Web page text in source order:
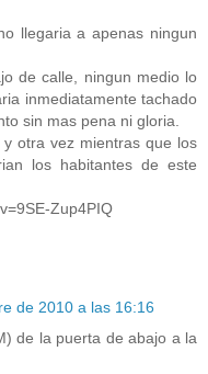
llegaria a apenas ningun
de calle, ningun medio lo
inmediatamente tachado
sin mas pena ni gloria.
otra vez mientras que los
los habitantes de este
Zup4PIQ
de 2010 a las 16:16
de la puerta de abajo a la